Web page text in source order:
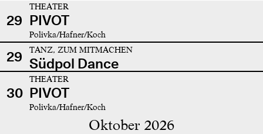
29
THEATER
PIVOT
Polivka/Hafner/Koch
29 TANZ, ZUM MITMACHEN
Südpol Dance
30
THEATER
PIVOT
Polivka/Hafner/Koch
Oktober 2026